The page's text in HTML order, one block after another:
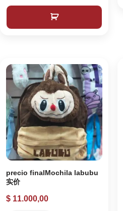
precio finalMochila labubu
实价
$ 11.000,00